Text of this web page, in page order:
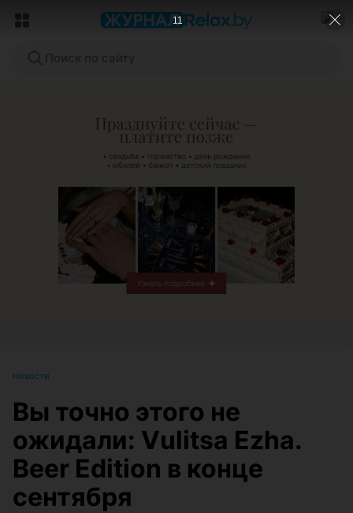
ЭФФЕКТИВНАЯ РЕКЛАМА НА САЙТЕ
Новости
Вы точно этого не
ожидали: Vulitsa Ezha.
Beer Edition в конце
сентября
9